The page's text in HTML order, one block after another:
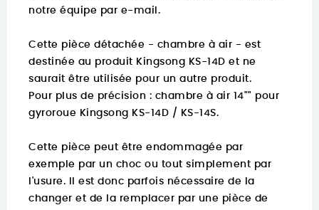
notre équipe par e-mail.
Cette pièce détachée - chambre à air - est
destinée au produit Kingsong KS-14D et ne
saurait être utilisée pour un autre produit.
Pour plus de précision : chambre à air 14"" pour
gyroroue Kingsong KS-14D / KS-14S.
Cette pièce peut être endommagée par
exemple par un choc ou tout simplement par
l'usure. Il est donc parfois nécessaire de la
changer et de la remplacer par une pièce de